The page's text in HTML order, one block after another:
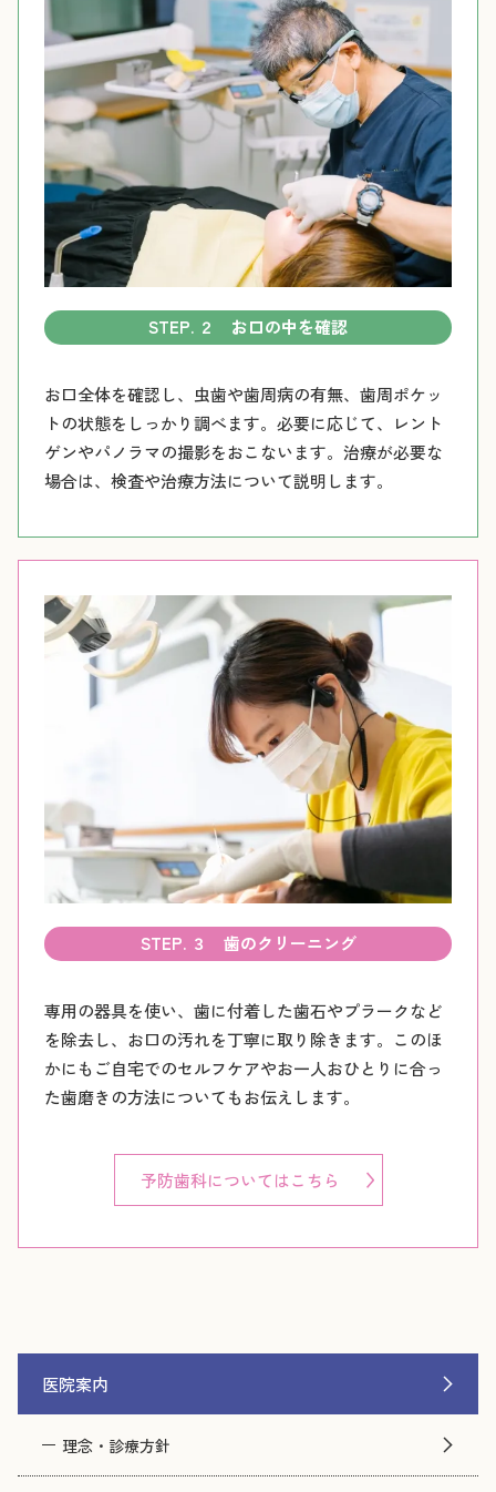
STEP. ２ お口の中を確認
お口全体を確認し、虫歯や歯周病の有無、歯周ポケッ
トの状態をしっかり調べます。必要に応じて、レント
ゲンやパノラマの撮影をおこないます。治療が必要な
場合は、検査や治療方法について説明します。
STEP. ３ 歯のクリーニング
専用の器具を使い、歯に付着した歯石やプラークなど
を除去し、お口の汚れを丁寧に取り除きます。このほ
かにもご自宅でのセルフケアやお一人おひとりに合っ
た歯磨きの方法についてもお伝えします。
予防歯科についてはこちら
医院案内
理念・診療方針